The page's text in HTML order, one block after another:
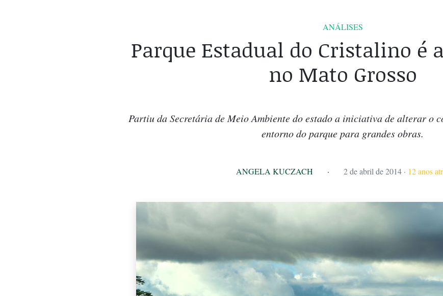
ANÁLISES
Parque Estadual do Cristalino é
no Mato Grosso
Partiu da Secretária de Meio Ambiente do estado a iniciativa de alterar o
entorno do parque para grandes obras.
ANGELA KUCZACH · 2 de abril de 2014 · 12 anos